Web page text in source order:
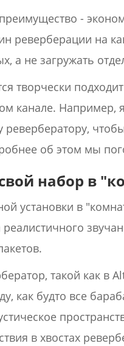
-
реверберации на
а не загружать
творчески
канале. Например,
об этом мы
набор в
установки в
такой как в
как будто все
в хвостах